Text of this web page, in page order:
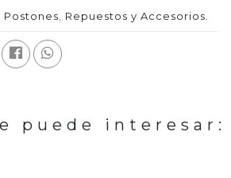
Postones, Repuestos y Accesorios.
puede interesar: